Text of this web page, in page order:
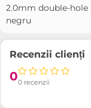
2.0mm double-hole
negru
Recenzii clienți
00 recenzii